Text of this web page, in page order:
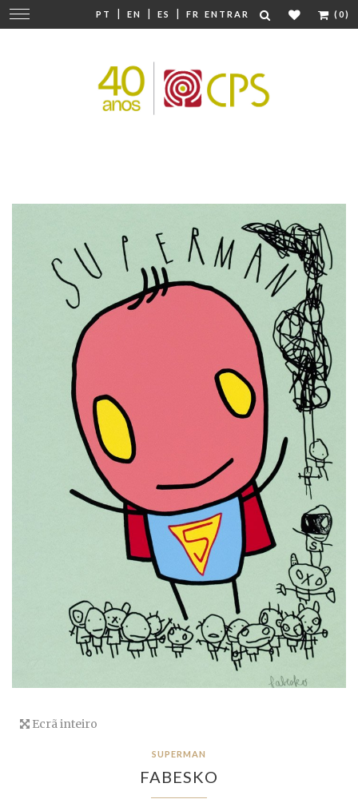
PT | EN | ES | FR ENTRAR (0)
Mudar
navegação
Ecrã inteiro
SUPERMAN
FABESKO